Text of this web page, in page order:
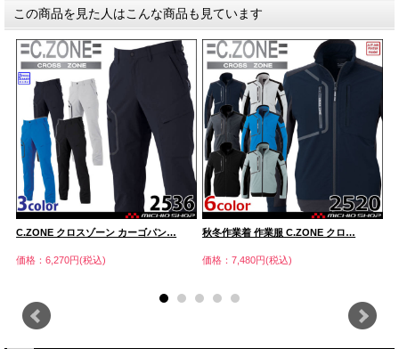
この商品を見た人はこんな商品も見ています
C.ZONE クロスゾーン カーゴパン…
価格：6,270円(税込)
秋冬作業着 作業服 C.ZONE クロ…
価格：7,480円(税込)